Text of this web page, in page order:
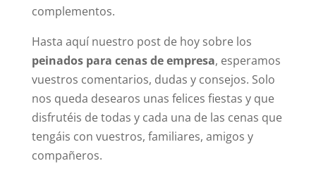
complementos.
Hasta aquí nuestro post de hoy sobre los
peinados para cenas de empresa, esperamos
vuestros comentarios, dudas y consejos. Solo
nos queda desearos unas felices fiestas y que
disfrutéis de todas y cada una de las cenas que
tengáis con vuestros, familiares, amigos y
compañeros.